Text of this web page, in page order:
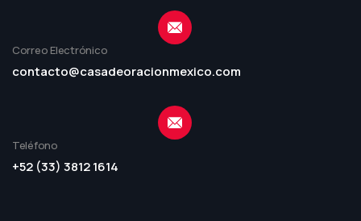
Correo Electrónico
contacto@casadeoracionmexico.com
Teléfono
+52 (33) 3812 1614